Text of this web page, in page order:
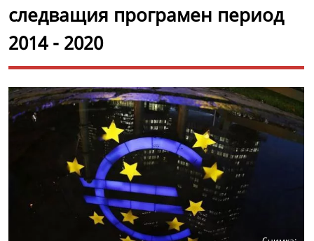
следващия програмен период
2014 - 2020